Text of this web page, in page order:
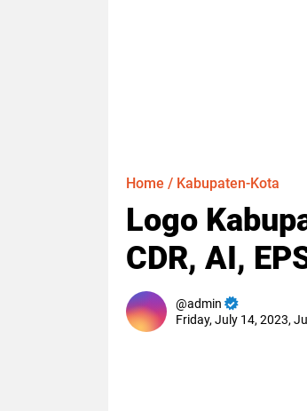
Home / Kabupaten-Kota
Logo
CDR, AI,
admin
Friday, July 14, 2023,